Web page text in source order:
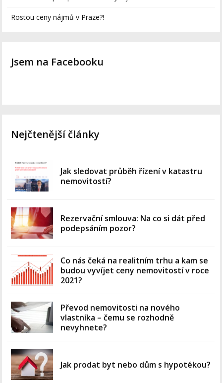
Rostou ceny nájmů v Praze?!
Jsem na Facebooku
Nejčtenější články
Jak sledovat průběh řízení v katastru
nemovitostí?
Rezervační smlouva: Na co si dát před
podepsáním pozor?
Co nás čeká na realitním trhu a kam se
budou vyvíjet ceny nemovitostí v roce
2021?
Převod nemovitosti na nového
vlastníka – čemu se rozhodně
nevyhnete?
Jak prodat byt nebo dům s hypotékou?